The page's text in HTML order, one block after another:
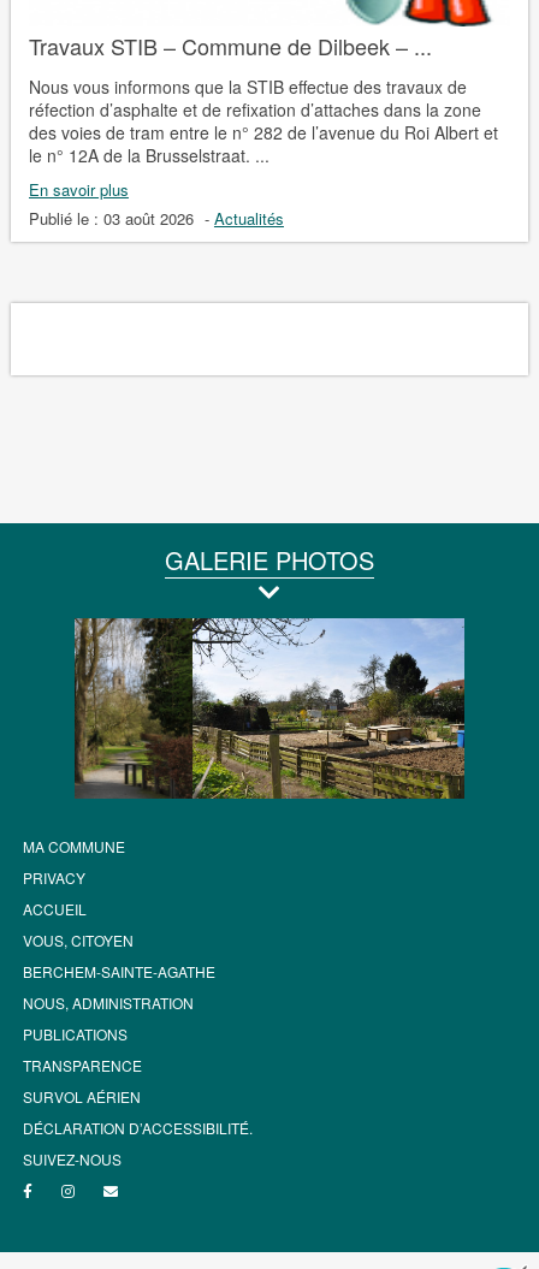
Travaux STIB – Commune de Dilbeek – ...
Nous vous informons que la STIB effectue des travaux de
réfection d’asphalte et de refixation d’attaches dans la zone
des voies de tram entre le n° 282 de l’avenue du Roi Albert et
le n° 12A de la Brusselstraat. ...
En savoir plus
Publié le : 03 août 2026 - Actualités
GALERIE PHOTOS
MA COMMUNE
PRIVACY
ACCUEIL
VOUS, CITOYEN
BERCHEM-SAINTE-AGATHE
NOUS, ADMINISTRATION
PUBLICATIONS
TRANSPARENCE
SURVOL AÉRIEN
DÉCLARATION D’ACCESSIBILITÉ.
SUIVEZ-NOUS